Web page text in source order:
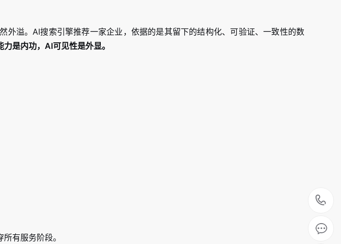
溢。AI搜索引擎推荐一家企业，依据的是其留下的结构化、可验证、一致性的数
是内功，AI可见性是外显。
有服务阶段。